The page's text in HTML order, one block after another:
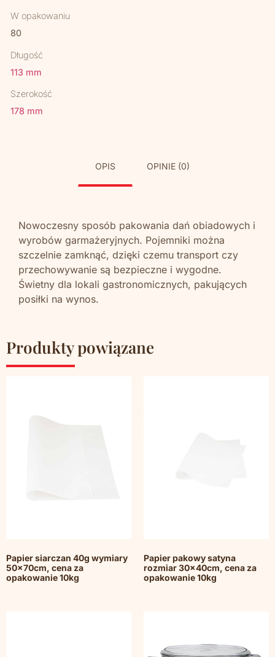
W opakowaniu
80
Długość
113 mm
Szerokość
178 mm
OPIS OPINIE (0)
Nowoczesny sposób pakowania dań obiadowych i
wyrobów garmażeryjnych. Pojemniki można
szczelnie zamknąć, dzięki czemu transport czy
przechowywanie są bezpieczne i wygodne.
Świetny dla lokali gastronomicznych, pakujących
posiłki na wynos.
Produkty powiązane
Papier siarczan 40g wymiary
50x70cm, cena za
opakowanie 10kg
Papier pakowy satyna
rozmiar 30x40cm, cena za
opakowanie 10kg